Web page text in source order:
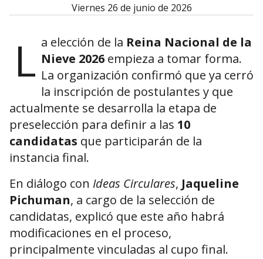
viernes 26 de junio de 2026
L a elección de la Reina Nacional de la
Nieve 2026 empieza a tomar forma.
La organización confirmó que ya cerró
la inscripción de postulantes y que
actualmente se desarrolla la etapa de
preselección para definir a las 10
candidatas que participarán de la
instancia final.
En diálogo con Ideas Circulares, Jaqueline
Pichuman, a cargo de la selección de
candidatas, explicó que este año habrá
modificaciones en el proceso,
principalmente vinculadas al cupo final.